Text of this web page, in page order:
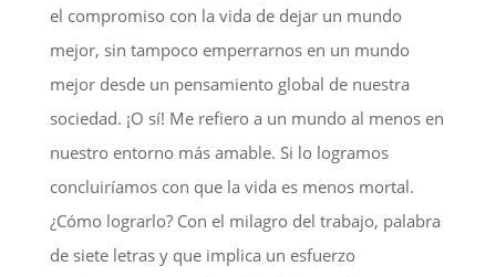
el compromiso con la vida de dejar un mundo
mejor, sin tampoco emperrarnos en un mundo
mejor desde un pensamiento global de nuestra
sociedad. ¡O sí! Me refiero a un mundo al menos en
nuestro entorno más amable. Si lo logramos
concluiríamos con que la vida es menos mortal.
¿Cómo lograrlo? Con el milagro del trabajo, palabra
de siete letras y que implica un esfuerzo